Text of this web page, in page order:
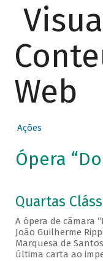
Web
Ações
Ópera
Quartas
A ópera de câmara
João Guilherme
Marquesa de
última carta ao